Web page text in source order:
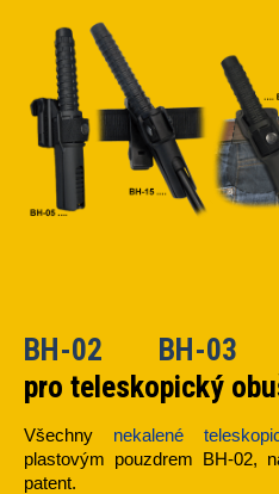
BH-02 BH-03
pro teleskopický
Všechny nekalené
plastovým pouzdrem BH-02,
patent.